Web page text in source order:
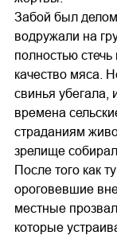
Забой был
водружали на
полностью
качество мяса.
свинья убегала,
времена
страданиям
зрелище
После того как
ороговевшие
местные
которые